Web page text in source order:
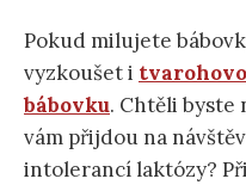
Pokud milujete
vyzkoušet i
bábovku. Chtěli byste
vám přijdou na
intolerancí laktózy?